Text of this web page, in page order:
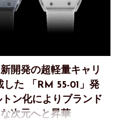
開発の超軽量キャリ
た 「RM 55-01」発
ン化によりブランド
次元へと昇華